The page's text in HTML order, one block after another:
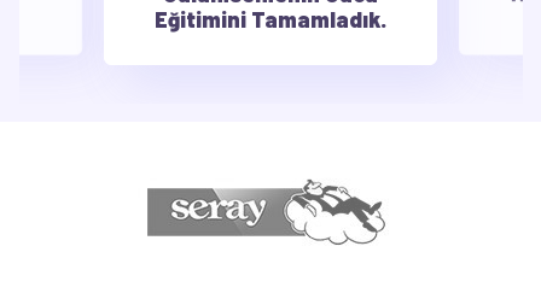
Eğitimini Tamamladık.